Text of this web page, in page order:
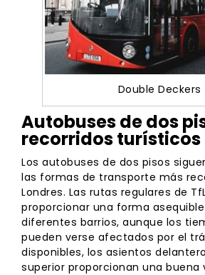
Double Deckers
Autobuses de dos
recorridos turísticos
Los autobuses de dos pisos
las formas de transporte más
Londres. Las rutas regulares de
proporcionar una forma
diferentes barrios, aunque los
pueden verse afectados por el
disponibles, los asientos
superior proporcionan una buena